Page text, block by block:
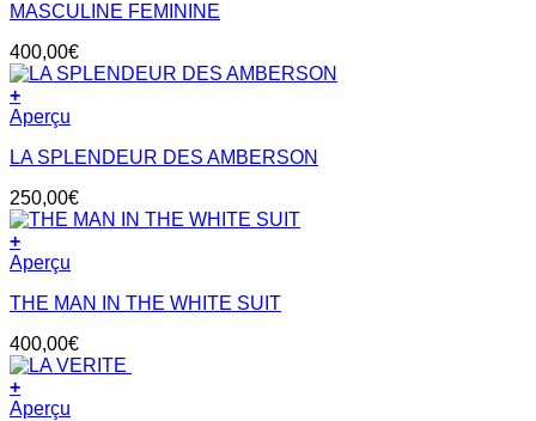
MASCULINE FEMININE
400,00€
+
Aperçu
LA SPLENDEUR DES AMBERSON
250,00€
+
Aperçu
THE MAN IN THE WHITE SUIT
400,00€
+
Aperçu